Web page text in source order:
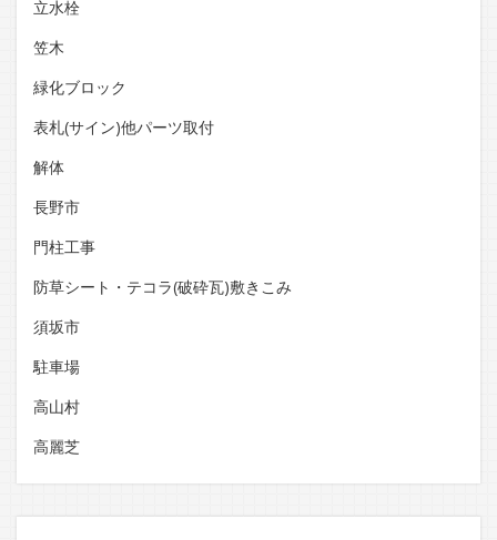
立水栓
笠木
緑化ブロック
表札(サイン)他パーツ取付
解体
長野市
門柱工事
防草シート・テコラ(破砕瓦)敷きこみ
須坂市
駐車場
高山村
高麗芝